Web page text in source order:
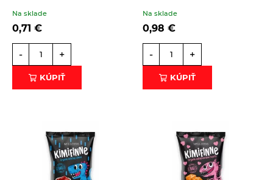
Na sklade
0,71 €
- +
KÚPIŤ
Na sklade
0,98 €
- +
KÚPIŤ